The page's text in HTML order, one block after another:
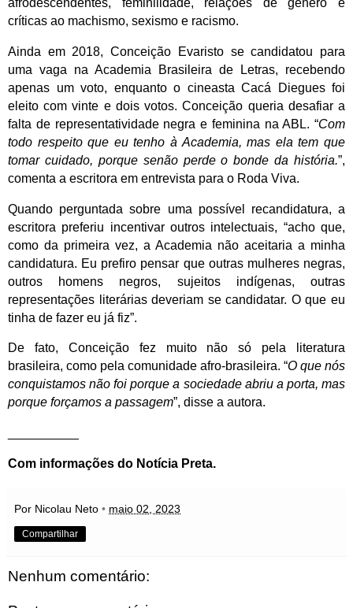
afrodescendentes, feminilidade, relações de gênero e
críticas ao machismo, sexismo e racismo.
Ainda em 2018, Conceição Evaristo se candidatou para
uma vaga na Academia Brasileira de Letras, recebendo
apenas um voto, enquanto o cineasta Cacá Diegues foi
eleito com vinte e dois votos. Conceição queria desafiar a
falta de representatividade negra e feminina na ABL. “Com
todo respeito que eu tenho à Academia, mas ela tem que
tomar cuidado, porque senão perde o bonde da história.”,
comenta a escritora em entrevista para o Roda Viva.
Quando perguntada sobre uma possível recandidatura, a
escritora preferiu incentivar outros intelectuais, “acho que,
como da primeira vez, a Academia não aceitaria a minha
candidatura. Eu prefiro pensar que outras mulheres negras,
outros homens negros, sujeitos indígenas, outras
representações literárias deveriam se candidatar. O que eu
tinha de fazer eu já fiz”.
De fato, Conceição fez muito não só pela literatura
brasileira, como pela comunidade afro-brasileira. “O que nós
conquistamos não foi porque a sociedade abriu a porta, mas
porque forçamos a passagem”, disse a autora.
Com informações do Notícia Preta.
Por Nicolau Neto • maio 02, 2023
Compartilhar
Nenhum comentário: